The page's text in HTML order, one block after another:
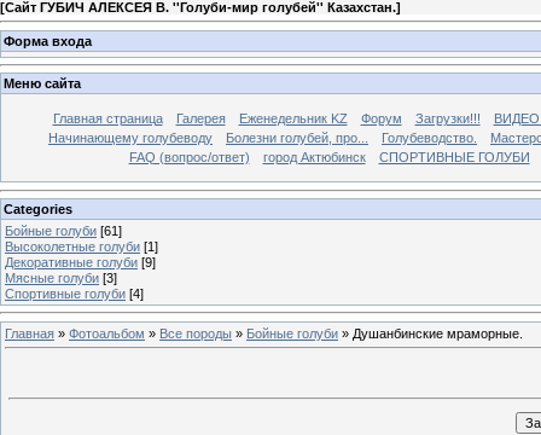
[Сайт ГУБИЧ АЛЕКСЕЯ В. ''Голуби-мир голубей'' Казахстан.]
Форма входа
Меню сайта
Главная страница Галерея Еженедельник KZ Форум Загрузки!!!
Начинающему голубеводу
Болезни голубей, про... Голубеводство.
FAQ (вопрос/ответ)
город Актюбинск СПОРТИВНЫЕ ГОЛУБИ
Categories
Бойные голуби [61]
Высоколетные голуби [1]
Декоративные голуби [9]
Мясные голуби [3]
Спортивные голуби [4]
Главная » Фотоальбом » Все породы » Бойные голуби » Душанбинские мраморные.